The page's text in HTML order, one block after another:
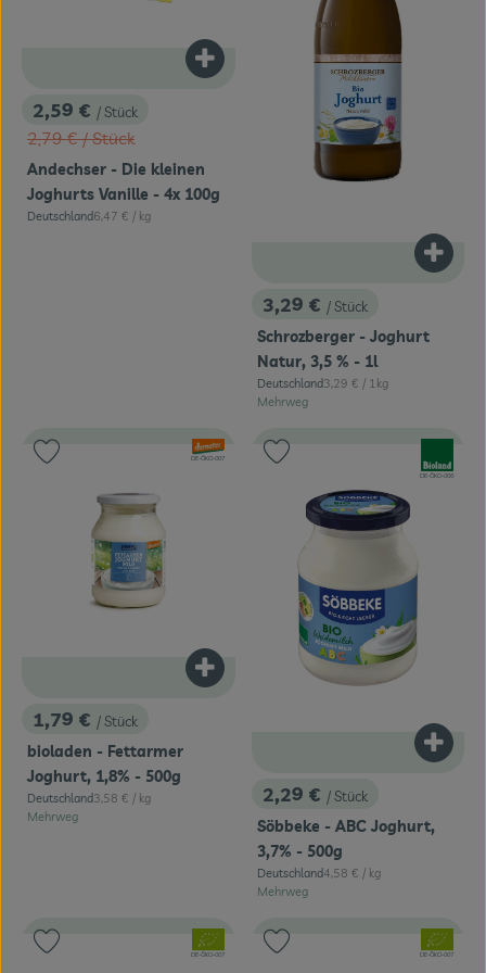
, Preis:
2,59 € / Stück
, Alter Preis:
2,79 €/ Stück
Andechser - Die kleinen
Joghurts Vanille - 4x 100g
, Herkunft:
Deutschland, Referenzpreis:
6,47 € / kg
Produkt zum Warenkorb hinzufügen
, Preis:
3,29 € / Stück
Schrozberger - Joghurt
Natur, 3,5 % - 1l
, Herkunft:
Deutschland, Referenzpreis:
3,29 € / 1kg
Mehrweg
, Preis:
1,79 € / Stück
bioladen - Fettarmer
Joghurt, 1,8% - 500g
, Herkunft:
Deutschland, Referenzpreis:
3,58 € / kg
Mehrweg
Produkt zum Warenkorb hinzufügen
, Verband:
, Kontrollstelle:
DE-ÖKO-007
Produkt zu Favouriten hinzufügen
, Preis:
2,29 € / Stück
Söbbeke - ABC Joghurt,
3,7% - 500g
, Herkunft:
Deutschland, Referenzpreis:
4,58 € / kg
Mehrweg
, Kontrollstelle:
DE-ÖKO-006
Produkt zu Favouriten hinzufügen
, Verband:
, Kontrollstelle:
DE-ÖKO-007
Produkt zu Favouriten hinzufügen
, Verband:
, Kontrollstelle:
DE-ÖKO-007
Produkt zu Favouriten hinzufügen